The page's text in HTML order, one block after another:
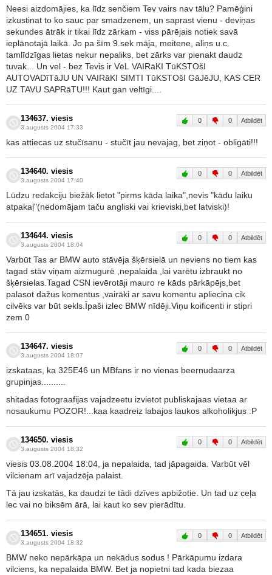
Neesi aizdomājies, ka līdz senčiem Tev vairs nav tālu? Pamēģini
izkustinat to ko sauc par smadzenem, un saprast vienu - deviņas
sekundes ātrāk ir tikai līdz zārkam - viss pārējais notiek savā
ieplānotajā laikā. Jo pa šīm 9.sek māja, meitene, aliņs u.c.
tamlīdzīgas lietas nekur nepaliks, bet zārks var pienakt daudz
tuvak... Un vel - bez Tevis ir VēL VAIRāKI TūKSTOšI
AUTOVADīTāJU UN VAIRāKI SIMTI TūKSTOšI GāJēJU, KAS CER
UZ TAVU SAPRāTU!!! Kaut gan veltīgi....
134637. viesis
3.augusts 2004 17:33
0 0 Atbildēt
kas attiecas uz stučīsanu - stučīt jau nevajag, bet ziņot - obligāti!!!
134640. viesis
3.augusts 2004 17:40
0 0 Atbildēt
Lūdzu redakciju biežāk lietot "pirms kāda laika",nevis "kādu laiku
atpakaļ"(nedomājam taču angliski vai krieviski,bet latviski)!
134644. viesis
3.augusts 2004 18:04
0 0 Atbildēt
Varbūt Tas ar BMW auto stāvēja šķērsielā un neviens no tiem kas
tagad stāv viņam aizmugurē ,nepalaida ,lai varētu izbraukt no
šķērsielas.Tagad CSN ievērotāji mauro re kāds pārkāpējs,bet
palasot dažus komentus ,vairāki ar savu komentu apliecina cik
cilvēks var būt sekls.Īpaši izlec BMW nīdēji.Viņu koificenti ir stipri
zem 0
134647. viesis
3.augusts 2004 18:07
0 0 Atbildēt
izskataas, ka 325E46 un MBfans ir no vienas beernudaarza
grupinjas..........
shitadas fotograafijas vajadzeetu izvietot publiskajaas vietaa ar
nosaukumu POZOR!...kaa kaadreiz labajos laukos alkoholikjus :P
134650. viesis
3.augusts 2004 18:32
0 0 Atbildēt
viesis 03.08.2004 18:04, ja nepalaida, tad jāpagaida. Varbūt vēl
vilcienam arī vajadzēja palaist.
Tā jau izskatās, ka daudzi te tādi dzīves apbižotie. Un tad uz ceļa
lec vai no biksēm ārā, lai kaut ko sev pierādītu.
134651. viesis
3.augusts 2004 18:32
0 0 Atbildēt
BMW neko nepārkāpa un nekādus sodus ! Pārkāpumu izdara
vilciens, ka nepalaida BMW. Bet ja nopietni tad kada biezaa